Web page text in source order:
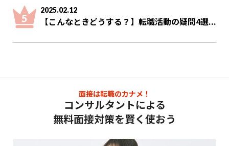
2025.02.12
【こんなときどうする？】転職活動の疑問4選...
面接は転職のカナメ！
コンサルタントによる
無料面接対策を賢く使おう